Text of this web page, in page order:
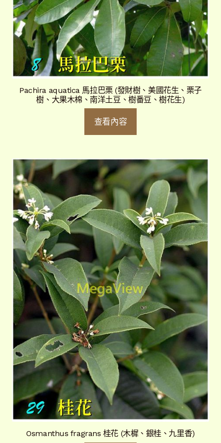
Pachira aquatica 馬拉巴栗 (發財樹、美國花生、栗子
樹、大果木棉、南洋土豆、樹番豆、樹花生)
查看內容
Osmanthus fragrans 桂花 (木樨、銀桂、九里香)